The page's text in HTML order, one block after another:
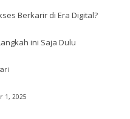
Berkarir di Era Digital?
ini Saja Dulu
1, 2025